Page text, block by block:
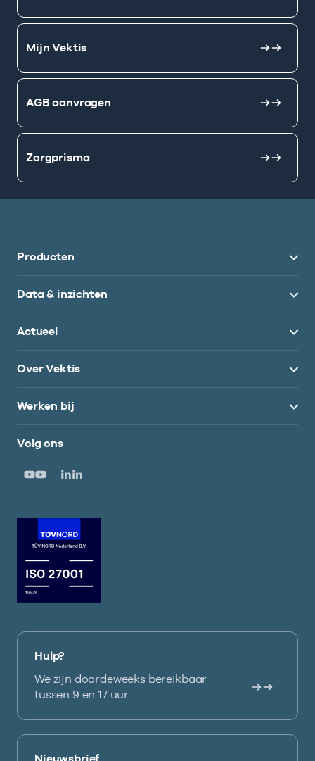
Mijn Vektis
AGB aanvragen
Zorgprisma
Producten
Data & inzichten
Actueel
Over Vektis
Werken bij
Volg ons
Hulp?
We zijn doordeweeks bereikbaar
tussen 9 en 17 uur.